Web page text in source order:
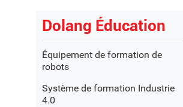
Dolang Éducation
Équipement de formation de
robots
Système de formation Industrie
4.0